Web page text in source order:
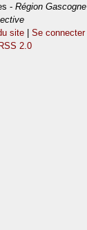
-Région Gascogne
site |Se connecter
2.0